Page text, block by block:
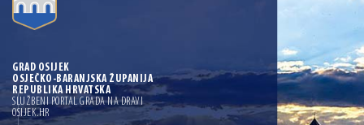
GRAD OSIJEK
OSJEČKO-BARANJSKA ŽUPANIJA
REPUBLIKA HRVATSKA
SLUŽBENI PORTAL GRADA NA DRAVI
OSIJEK.HR